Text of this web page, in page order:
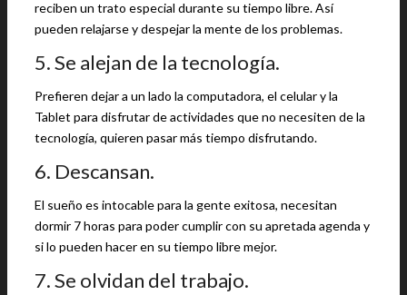
reciben un trato especial durante su tiempo libre. Así
pueden relajarse y despejar la mente de los problemas.
5. Se alejan de la tecnología.
Prefieren dejar a un lado la computadora, el celular y la
Tablet para disfrutar de actividades que no necesiten de la
tecnología, quieren pasar más tiempo disfrutando.
6. Descansan.
El sueño es intocable para la gente exitosa, necesitan
dormir 7 horas para poder cumplir con su apretada agenda y
si lo pueden hacer en su tiempo libre mejor.
7. Se olvidan del trabajo.